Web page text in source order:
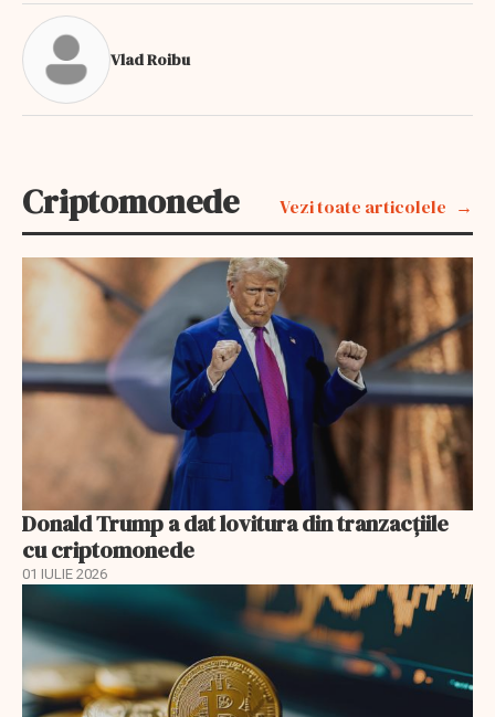
Vlad Roibu
Criptomonede Vezi toate articolele
Donald Trump a dat lovitura din tranzacţiile
cu criptomonede
01 IULIE 2026